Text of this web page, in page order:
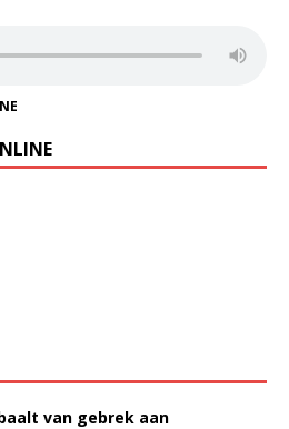
van gebrek aan